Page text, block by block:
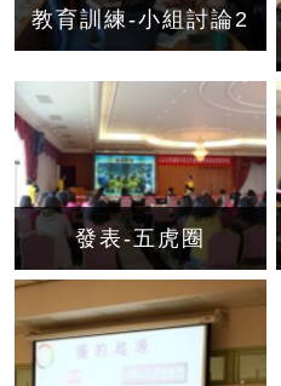
教育訓練-小組討論2
發表-五虎圈